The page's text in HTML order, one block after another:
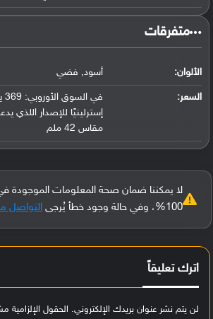
‏متفرقات‏
الألوان: أسود, فضي
السعر:
إسترلينيًا للإصدار اللذي
مقاس 42 ملم
لا يمكننا ضمان صحة المعلومات الموجودة
100%، وفي حالة وجود خطأ يُرجى
التواصل
اترك تعليقاً
لن يتم نشر عنوان بريدك الإلكتروني. الحقول الإلزامية